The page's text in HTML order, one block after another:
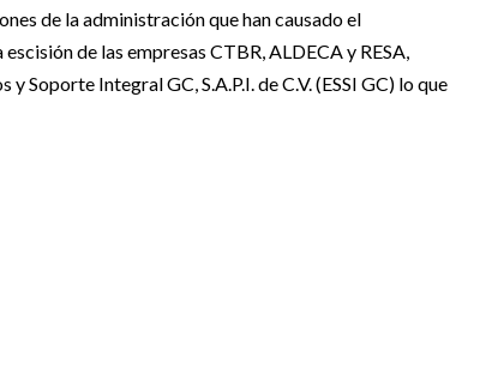
de la administración que han causado el
de las empresas CTBR, ALDECA y RESA,
Soporte Integral GC, S.A.P.I. de C.V. (ESSI GC) lo que